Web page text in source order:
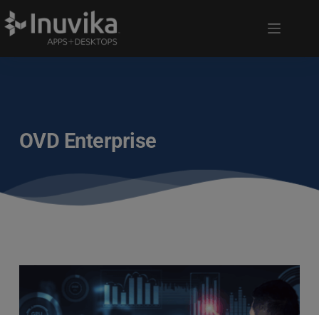
OVD Enterprise